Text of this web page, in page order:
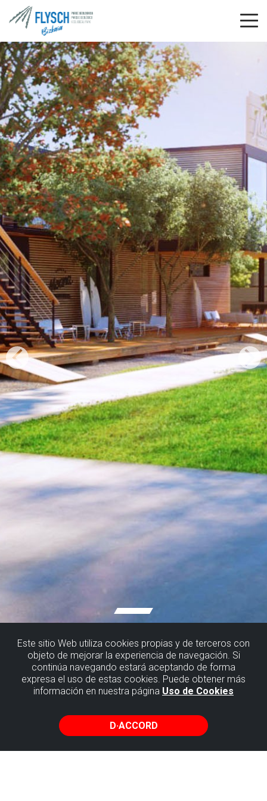
Este sitio Web utiliza cookies propias y de terceros con
objeto de mejorar la experiencia de navegación. Si
continúa navegando estará aceptando de forma
expresa el uso de estas cookies. Puede obtener más
información en nuestra página Uso de Cookies
D·ACCORD